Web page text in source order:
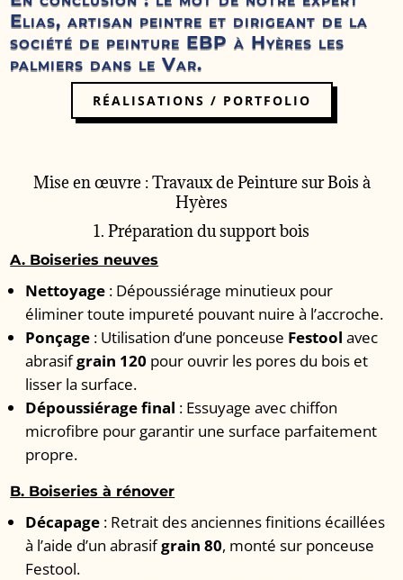
Elias, artisan peintre et dirigeant de la
société de peinture EBP à Hyères les
palmiers dans le Var.
RÉALISATIONS / PORTFOLIO
Mise en œuvre : Travaux de Peinture sur Bois à
Hyères
1. Préparation du support bois
A. Boiseries neuves
Nettoyage : Dépoussiérage minutieux pour
éliminer toute impureté pouvant nuire à l’accroche.
Ponçage : Utilisation d’une ponceuse Festool avec
abrasifgrain 120 pour ouvrir les pores du bois et
lisser la surface.
Dépoussiérage final : Essuyage avec chiffon
microfibre pour garantir une surface parfaitement
propre.
B. Boiseries à rénover
Décapage : Retrait des anciennes finitions écaillées
à l’aide d’un abrasifgrain 80, monté sur ponceuse
Festool.